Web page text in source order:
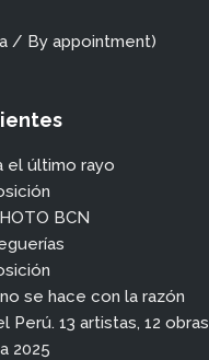
/ By appointment)
el último rayo
BCN
se hace con la razón
Perú. 13 artistas, 12 obras
2025